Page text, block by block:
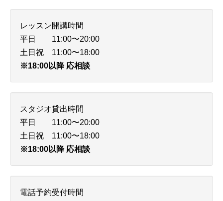
レッスン開講時間
平日 11:00〜20:00
土日祝 11:00〜18:00
※18:00以降 応相談
スタジオ貸出時間
平日 11:00〜20:00
土日祝 11:00〜18:00
※18:00以降 応相談
電話予約受付時間